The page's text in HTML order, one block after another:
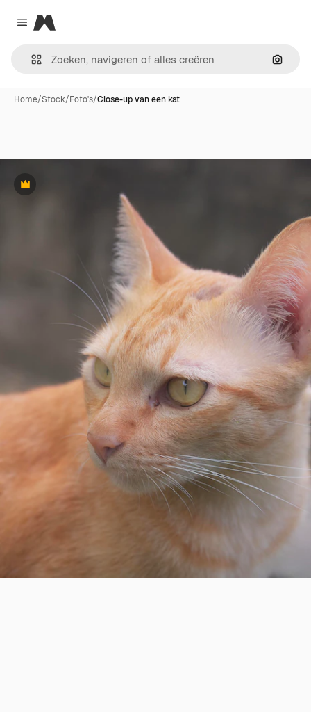
Close menu
Magnific
Home/Stock/Foto's/Close-up van een kat
Premium